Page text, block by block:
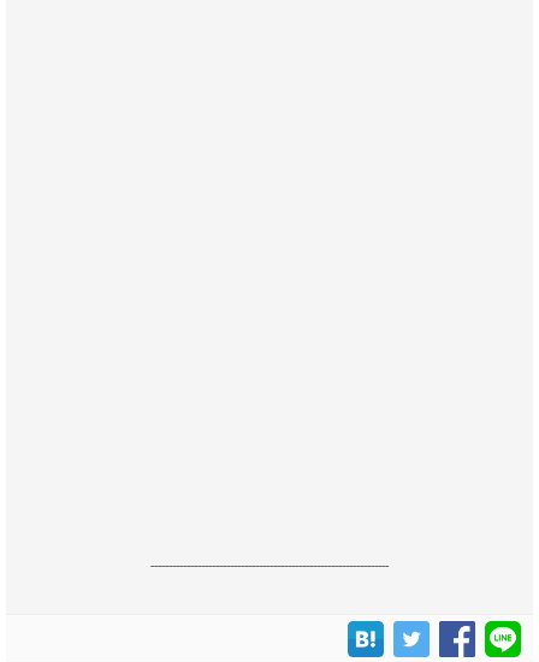
------------------------------------------------------------------